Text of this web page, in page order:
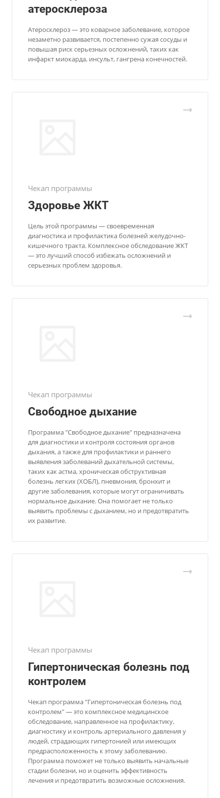
атеросклероза
Атеросклероз — это коварное заболевание, которое
незаметно развивается, постепенно сужая сосуды и
повышая риск серьезных осложнений, таких как
инфаркт миокарда, инсульт, гангрена конечностей.
Чекап программы
Здоровье ЖКТ
Цель этой программы — своевременная
диагностика и профилактика болезней желудочно-
кишечного тракта. Комплексное обследование ЖКТ
— это лучший способ избежать осложнений и
серьезных проблем здоровья.
Чекап программы
Свободное дыхание
Программа "Свободное дыхание" предназначена
для диагностики и контроля состояния органов
дыхания, а также для профилактики и раннего
выявления заболеваний дыхательной системы,
таких как астма, хроническая обструктивная
болезнь легких (ХОБЛ), пневмония, бронхит и
другие заболевания, которые могут ограничивать
нормальное дыхание. Она помогает не только
выявить проблемы с дыханием, но и предотвратить
их развитие.
Чекап программы
Гипертоническая болезнь под
контролем
Чекап программа "Гипертоническая болезнь под
контролем" — это комплексное медицинское
обследование, направленное на профилактику,
диагностику и контроль артериального давления у
людей, страдающих гипертонией или имеющих
предрасположенность к этому заболеванию.
Программа поможет не только выявить начальные
стадии болезни, но и оценить эффективность
лечения и предотвратить возможные осложнения.